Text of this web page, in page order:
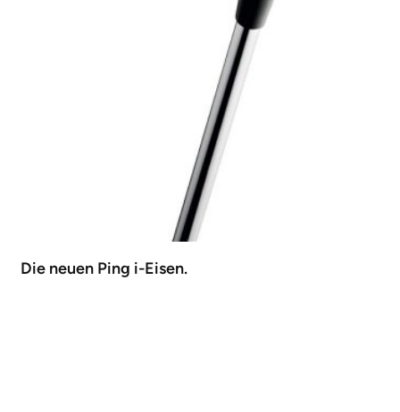
Die neuen Ping i-Eisen.